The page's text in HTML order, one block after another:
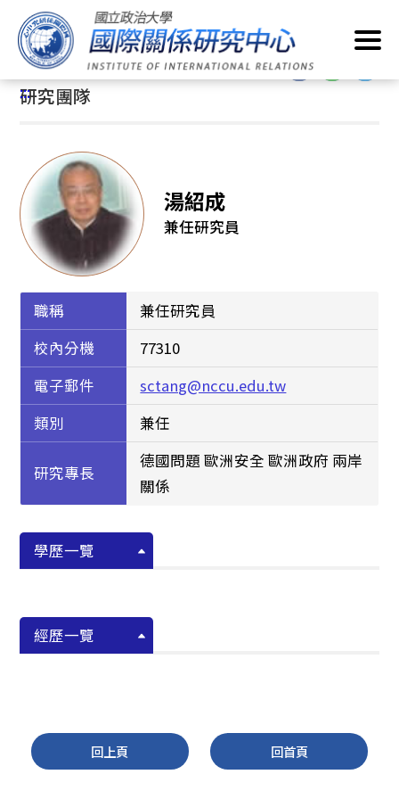
到
主
要
內
首頁/ 關於我們/研究團隊
:::
:::
研究團隊
湯紹成
兼任研究員
職稱
兼任研究員
校內分機
77310
電子郵件
sctang@nccu.edu.tw
類別
兼任
研究專長
德國問題 歐洲安全 歐洲政府 兩岸
關係
學歷一覽
經歷一覽
回上頁 回首頁